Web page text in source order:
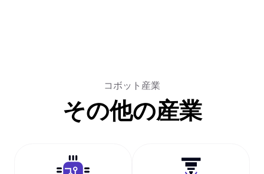
コボット産業
その他の産業